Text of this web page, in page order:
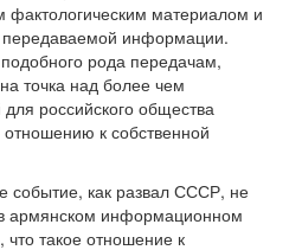
материалом и
информации.
рода передачам,
точка над более чем
российского общества
к собственной
событие, как развал СССР, не
армянском информационном
такое отношение к